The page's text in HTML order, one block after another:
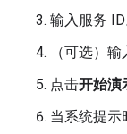
输入服务 ID
（可选）
点击开始演
当系统提示